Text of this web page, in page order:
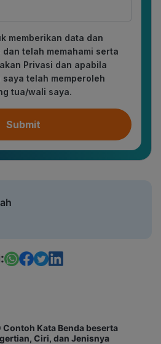
memberikan data dan
telah memahami serta
Privasi dan apabila
telah memperoleh
tua/wali saya.
Submit
Kata Benda beserta
Ciri, dan Jenisnya